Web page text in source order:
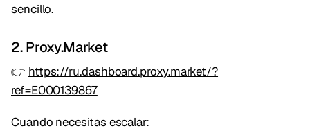
sencillo.
2. Proxy.Market
👉 https://ru.dashboard.proxy.market/?
ref=E000139867
Cuando necesitas escalar: